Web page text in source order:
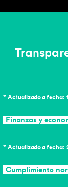
* Actualizado a fecha:
Finanzas y
* Actualizado a fecha:
Cumplimiento